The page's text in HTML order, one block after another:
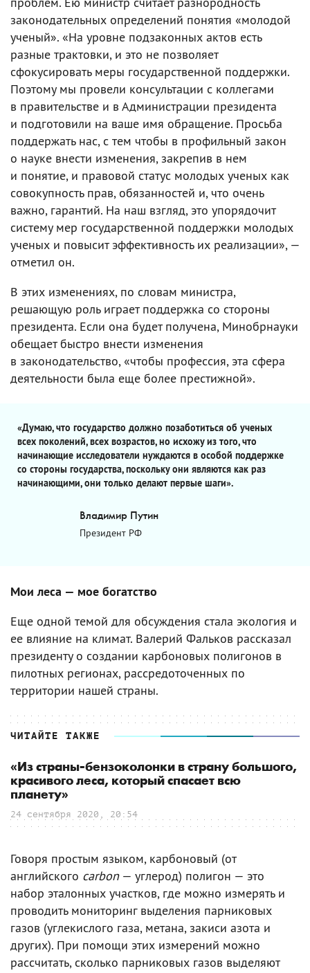
законодательных определений понятия «молодой
ученый». «На уровне подзаконных актов есть
разные трактовки, и это не позволяет
сфокусировать меры государственной поддержки.
Поэтому мы провели консультации с коллегами
в правительстве и в Администрации президента
и подготовили на ваше имя обращение. Просьба
поддержать нас, с тем чтобы в профильный закон
о науке внести изменения, закрепив в нем
и понятие, и правовой статус молодых ученых как
совокупность прав, обязанностей и, что очень
важно, гарантий. На наш взгляд, это упорядочит
систему мер государственной поддержки молодых
ученых и повысит эффективность их реализации», —
отметил он.
В этих изменениях, по словам министра,
решающую роль играет поддержка со стороны
президента. Если она будет получена, Минобрнауки
обещает быстро внести изменения
в законодательство, «чтобы профессия, эта сфера
деятельности была еще более престижной».
«Думаю, что государство должно позаботиться об ученых
всех поколений, всех возрастов, но исхожу из того, что
начинающие исследователи нуждаются в особой поддержке
со стороны государства, поскольку они являются как раз
начинающими, они только делают первые шаги».
Владимир Путин
Президент РФ
Мои леса — мое богатство
Еще одной темой для обсуждения стала экология и
ее влияние на климат. Валерий Фальков рассказал
президенту о создании карбоновых полигонов в
пилотных регионах, рассредоточенных по
территории нашей страны.
ЧИТАЙТЕ ТАКЖЕ
«Из страны-бензоколонки в страну большого,
красивого леса, который спасает всю
планету»
24 сентября 2020, 20:54
Говоря простым языком, карбоновый (от
английского carbon— углерод) полигон — это
набор эталонных участков, где можно измерять и
проводить мониторинг выделения парниковых
газов (углекислого газа, метана, закиси азота и
других). При помощи этих измерений можно
рассчитать, сколько парниковых газов выделяют